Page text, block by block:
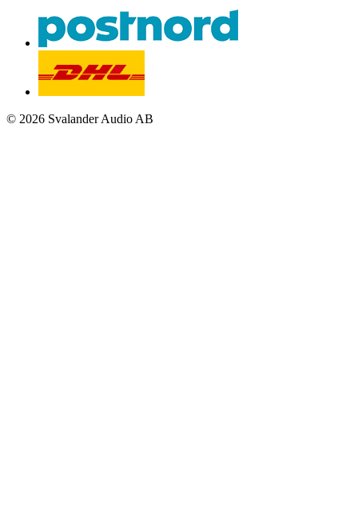
© 2026 Svalander Audio AB